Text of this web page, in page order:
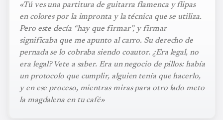
«Tú ves una partitura de guitarra flamenca y flipas
en colores por la impronta y la técnica que se utiliza.
Pero este decía “hay que firmar”, y firmar
significaba que me apunto al carro. Su derecho de
pernada se lo cobraba siendo coautor. ¿Era legal, no
era legal? Vete a saber. Era un negocio de pillos: había
un protocolo que cumplir, alguien tenía que hacerlo,
y en ese proceso, mientras miras para otro lado meto
la magdalena en tu café»